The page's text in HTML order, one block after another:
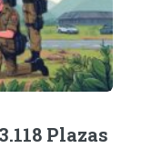
Plazas